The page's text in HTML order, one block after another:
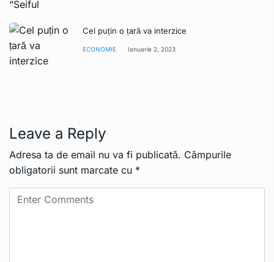
Cel puțin o țară va interzice
ECONOMIE Ianuarie 2, 2023
Leave a Reply
Adresa ta de email nu va fi publicată. Câmpurile
obligatorii sunt marcate cu *